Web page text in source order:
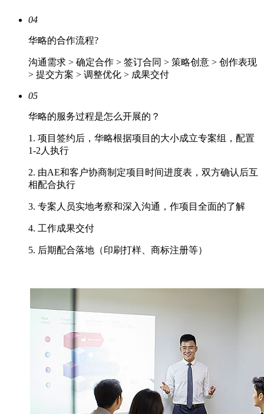
04
华略的合作流程?
沟通需求 > 确定合作 > 签订合同 > 策略创意 > 创作表现
> 提交方案 > 调整优化 > 成果交付
05
华略的服务过程是怎么开展的？
1. 项目签约后，华略根据项目的大小成立专案组，配置
1-2人执行
2. 由AE和客户协商制定项目时间进度表，双方确认后互
相配合执行
3. 专案人员实地考察和深入沟通，作项目全面的了解
4. 工作成果交付
5. 后期配合落地（印刷打样、商标注册等）